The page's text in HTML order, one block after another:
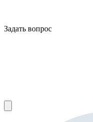
Задать вопрос